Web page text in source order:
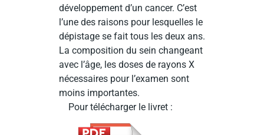
développement d’un cancer. C’est
l’une des raisons pour lesquelles le
dépistage se fait tous les deux ans.
La composition du sein changeant
avec l’âge, les doses de rayons X
nécessaires pour l’examen sont
moins importantes.
Pour télécharger le livret :